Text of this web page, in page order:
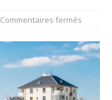
Commentaires fermés